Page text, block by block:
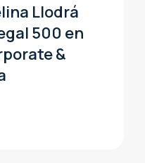
Llodrá
500 en
&